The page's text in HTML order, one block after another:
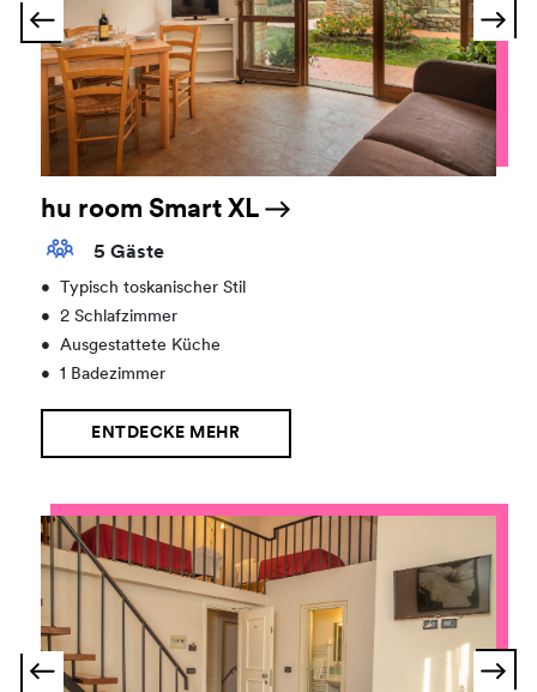
hu room Smart XL
5 Gäste
•
Typisch toskanischer Stil
•
2 Schlafzimmer
•
Ausgestattete Küche
•
1 Badezimmer
ENTDECKE MEHR